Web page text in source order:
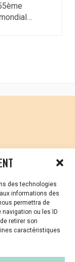
des technologies
informations des
permettra de
ou les ID
retirer son
caractéristiques
ET
de VSS ? Ou
de soutien